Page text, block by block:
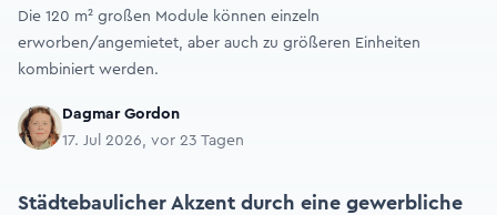
Die 120 m² großen Module können einzeln
erworben/angemietet, aber auch zu größeren Einheiten
kombiniert werden.
Dagmar Gordon
17. Jul 2026, vor 23 Tagen
Städtebaulicher Akzent durch eine gewerbliche